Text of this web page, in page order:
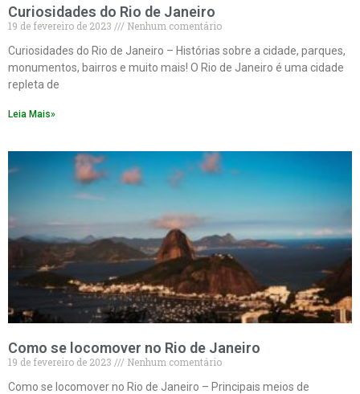
Curiosidades do Rio de Janeiro
19 de fevereiro de 2023
Nenhum comentário
Curiosidades do Rio de Janeiro – Histórias sobre a cidade, parques,
monumentos, bairros e muito mais! O Rio de Janeiro é uma cidade
repleta de
Leia Mais»
Como se locomover no Rio de Janeiro
19 de fevereiro de 2023
Nenhum comentário
Como se locomover no Rio de Janeiro – Principais meios de